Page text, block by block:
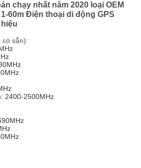
chạy nhất năm 2020 loại OEM
60m Điện thoại di động GPS
có sẵn):
: 2400-2500MHz